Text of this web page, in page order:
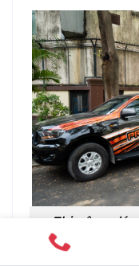
Thi công